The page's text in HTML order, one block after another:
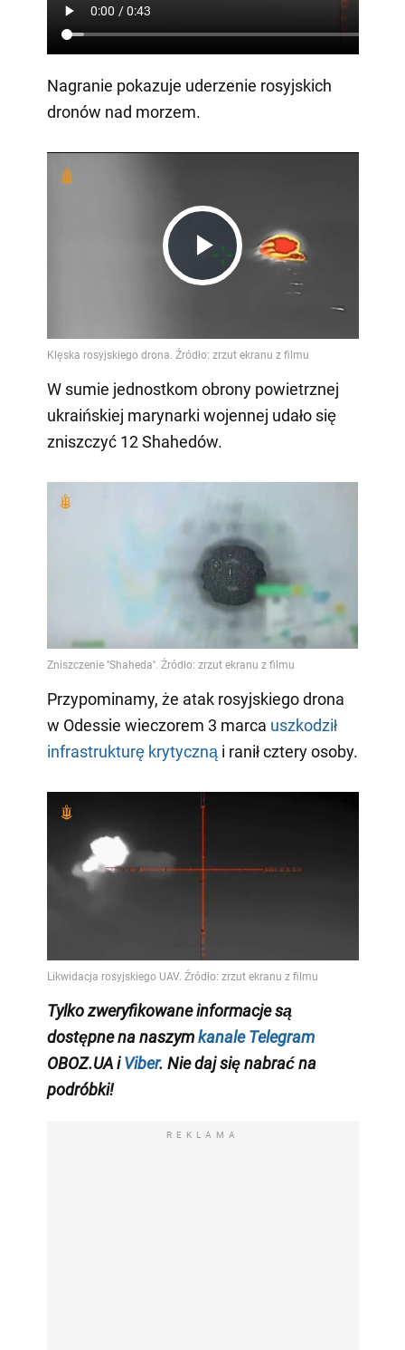
Nagranie pokazuje uderzenie rosyjskich
dronów nad morzem.
Play
Video
W sumie jednostkom obrony powietrznej
ukraińskiej marynarki wojennej udało się
zniszczyć 12 Shahedów.
Przypominamy, że atak rosyjskiego drona
w Odessie wieczorem 3 marca uszkodził
infrastrukturę krytycznąi ranił cztery osoby.
Tylko zweryfikowane informacje są
dostępne na naszymkanale Telegram
OBOZ.UA iViber. Nie daj się nabrać na
podróbki!
REKLAMA